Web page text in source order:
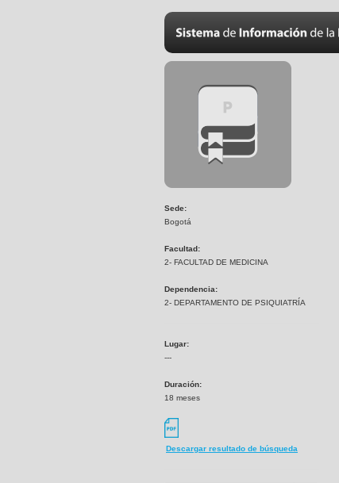
Sede:
Bogotá
Facultad:
2- FACULTAD DE MEDICINA
Dependencia:
2- DEPARTAMENTO DE PSIQUIATRÍA
Lugar:
---
Duración:
18 meses
Descargar resultado de búsqueda